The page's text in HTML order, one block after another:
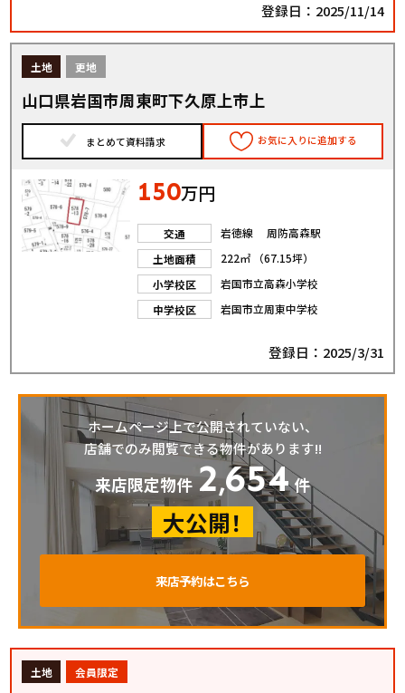
登録日：2025/11/14
土地 更地
山口県岩国市周東町下久原上市上
まとめて資料請求 お気に入りに追加する
150万円
交通
岩徳線 周防高森駅
土地面積
222㎡ （67.15坪）
小学校区
岩国市立高森小学校
中学校区
岩国市立周東中学校
登録日：2025/3/31
ホームページ上で公開されていない、
店舗でのみ閲覧できる物件があります!!
来店限定物件 2,654 件
大公開！
来店予約はこちら
土地 会員限定